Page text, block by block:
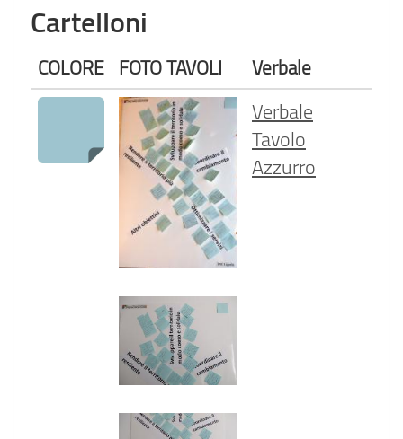
Cartelloni
COLORE FOTO TAVOLI Verbale
Verbale
Tavolo
Azzurro